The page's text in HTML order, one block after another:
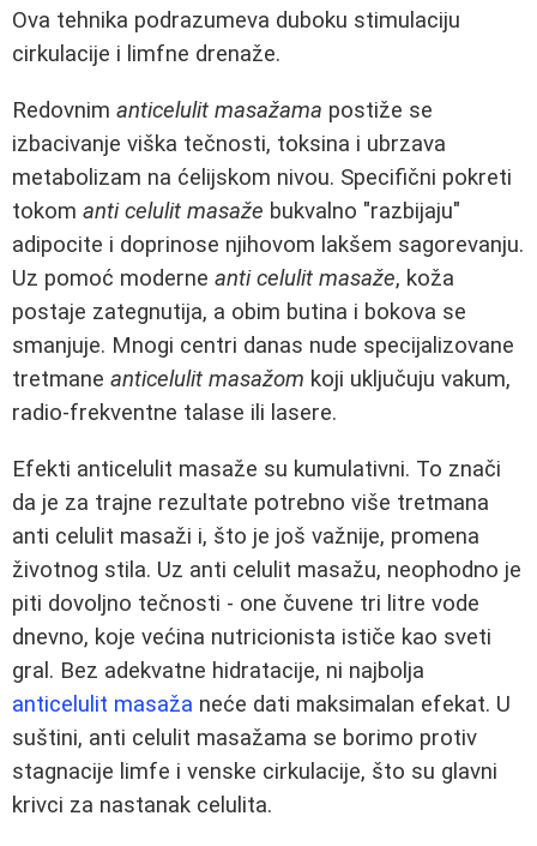
Ova tehnika podrazumeva duboku stimulaciju
cirkulacije i limfne drenaže.
Redovnim anticelulit masažama postiže se
izbacivanje viška tečnosti, toksina i ubrzava
metabolizam na ćelijskom nivou. Specifični pokreti
tokom anti celulit masaže bukvalno "razbijaju"
adipocite i doprinose njihovom lakšem sagorevanju.
Uz pomoć moderne anti celulit masaže, koža
postaje zategnutija, a obim butina i bokova se
smanjuje. Mnogi centri danas nude specijalizovane
tretmane anticelulit masažom koji uključuju vakum,
radio-frekventne talase ili lasere.
Efekti anticelulit masaže su kumulativni. To znači
da je za trajne rezultate potrebno više tretmana
anti celulit masaži i, što je još važnije, promena
životnog stila. Uz anti celulit masažu, neophodno je
piti dovoljno tečnosti - one čuvene tri litre vode
dnevno, koje većina nutricionista ističe kao sveti
gral. Bez adekvatne hidratacije, ni najbolja
anticelulit masaža neće dati maksimalan efekat. U
suštini, anti celulit masažama se borimo protiv
stagnacije limfe i venske cirkulacije, što su glavni
krivci za nastanak celulita.